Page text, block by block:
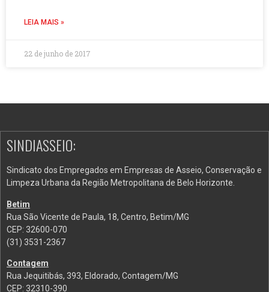
LEIA MAIS »
22 de junho de 2017
SINDIASSEIO:
Sindicato dos Empregados em Empresas de Asseio, Conservação e
Limpeza Urbana da Região Metropolitana de Belo Horizonte.
Betim
Rua São Vicente de Paula, 18, Centro, Betim/MG
CEP: 32600-070
(31) 3531-2367
Contagem
Rua Jequitibás, 393, Eldorado, Contagem/MG
CEP: 32310-390